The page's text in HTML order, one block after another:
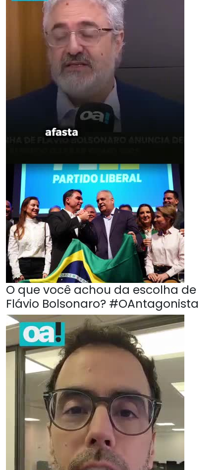
O que você achou da escolha de
Flávio Bolsonaro? #OAntagonista